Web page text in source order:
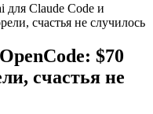
для Claude Code и
счастья не случилось
$70
счастья не